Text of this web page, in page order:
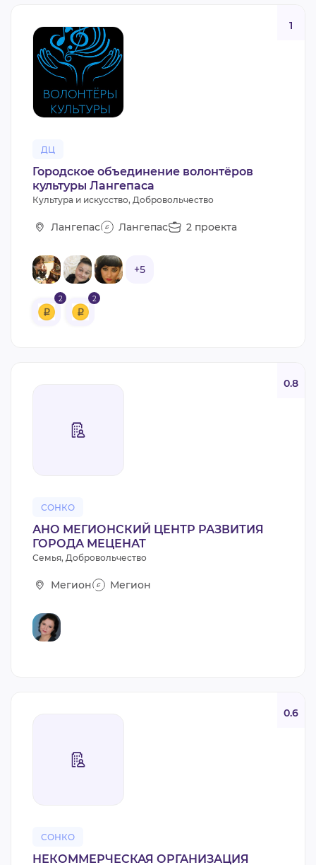
ДЦ
1
Городское объединение волонтёров
культуры Лангепаса
Культура и искусство, Добровольчество
Лангепас Лангепас 2 проекта
2 2
+5
СОНКО
0.8
АНО МЕГИОНСКИЙ ЦЕНТР РАЗВИТИЯ
ГОРОДА МЕЦЕНАТ
Семья, Добровольчество
Мегион Мегион
СОНКО
0.6
НЕКОММЕРЧЕСКАЯ ОРГАНИЗАЦИЯ